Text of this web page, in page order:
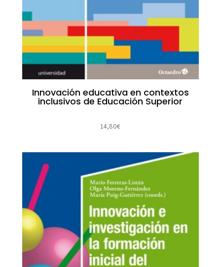
Innovación educativa en contextos
inclusivos de Educación Superior
14,80€